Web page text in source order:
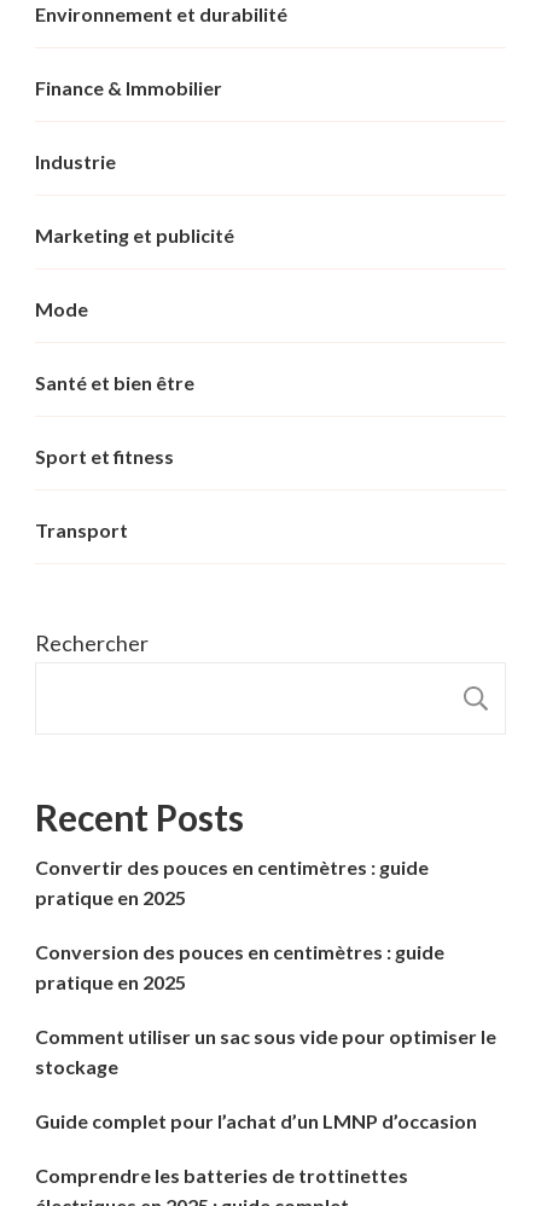
Environnement et durabilité
Finance & Immobilier
Industrie
Marketing et publicité
Mode
Santé et bien être
Sport et fitness
Transport
Rechercher
Recent Posts
Convertir des pouces en centimètres : guide
pratique en 2025
Conversion des pouces en centimètres : guide
pratique en 2025
Comment utiliser un sac sous vide pour optimiser le
stockage
Guide complet pour l’achat d’un LMNP d’occasion
Comprendre les batteries de trottinettes